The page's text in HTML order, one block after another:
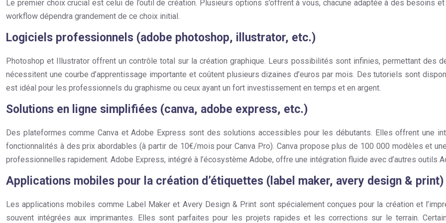
Le premier choix crucial est celui de l’outil de création. Plusieurs options s’offrent à vous, chacune adaptée à des besoins
workflow dépendra grandement de ce choix initial.
Logiciels professionnels (adobe photoshop, illustrator, etc.)
Photoshop et Illustrator offrent un contrôle total sur la création graphique. Leurs possibilités sont infinies, permettant des
nécessitent une courbe d’apprentissage importante et coûtent plusieurs dizaines d’euros par mois. Des tutoriels sont
est idéal pour les professionnels du graphisme ou ceux ayant un fort investissement en temps et en argent.
Solutions en ligne simplifiées (canva, adobe express, etc.)
Des plateformes comme Canva et Adobe Express sont des solutions accessibles pour les débutants. Elles offrent une
fonctionnalités à des prix abordables (à partir de 10€/mois pour Canva Pro). Canva propose plus de 100 000 modèles et
professionnelles rapidement. Adobe Express, intégré à l’écosystème Adobe, offre une intégration fluide avec d’autres outils
Applications mobiles pour la création d’étiquettes (label maker, avery design & print)
Les applications mobiles comme Label Maker et Avery Design & Print sont spécialement conçues pour la création et
souvent intégrées aux imprimantes. Elles sont parfaites pour les projets rapides et les corrections sur le terrain.